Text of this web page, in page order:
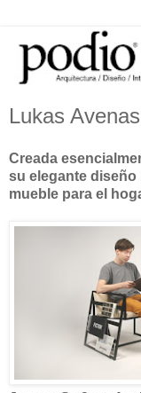
Lukas
Creada
su elegante
mueble para el